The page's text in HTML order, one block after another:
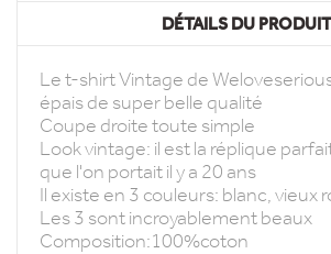
DÉTAILS DU PRODUIT
Le t-shirt Vintage de
épais de super belle qualité
Coupe droite toute simple
Look vintage: il est la réplique
que l'on portait il y a 20 ans
Il existe en 3 couleurs: blanc, vieux
Les 3 sont incroyablement beaux
Composition:100%coton